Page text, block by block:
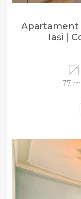
Apartament
Iași |
77